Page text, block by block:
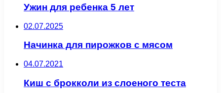
Ужин для ребенка 5 лет
02.07.2025
Начинка для пирожков с мясом
04.07.2021
Киш с брокколи из слоеного теста